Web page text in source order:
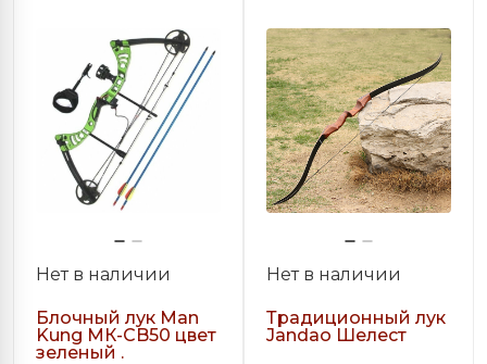
Нет в наличии
Блочный лук Man
Kung МК-CB50 цвет
зеленый .
Нет в наличии
Традиционный лук
Jandao Шелест